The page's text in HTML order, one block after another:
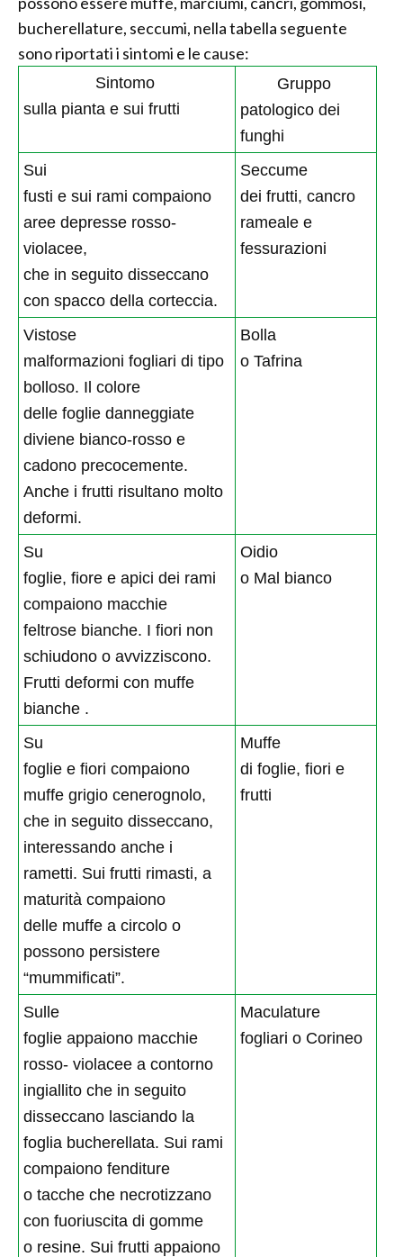
bucherellature, seccumi, nella tabella seguente
sono riportati i sintomi e le cause:
Sintomo
sulla pianta e sui frutti
Gruppo
patologico dei
funghi
Sui
fusti e sui rami compaiono
aree depresse rosso-
violacee,
che in seguito disseccano
con spacco della corteccia.
Seccume
dei frutti, cancro
rameale e
fessurazioni
Vistose
malformazioni fogliari di tipo
bolloso. Il colore
delle foglie danneggiate
diviene bianco-rosso e
cadono precocemente.
Anche i frutti risultano molto
deformi.
Bolla
o Tafrina
Su
foglie, fiore e apici dei rami
compaiono macchie
feltrose bianche. I fiori non
schiudono o avvizziscono.
Frutti deformi con muffe
bianche .
Oidio
o Mal bianco
Su
foglie e fiori compaiono
muffe grigio cenerognolo,
che in seguito disseccano,
interessando anche i
rametti. Sui frutti rimasti, a
maturità compaiono
delle muffe a circolo o
possono persistere
“mummificati”.
Muffe
di foglie, fiori e
frutti
Sulle
foglie appaiono macchie
rosso- violacee a contorno
ingiallito che in seguito
disseccano lasciando la
foglia bucherellata. Sui rami
compaiono fenditure
o tacche che necrotizzano
con fuoriuscita di gomme
o resine. Sui frutti appaiono
Maculature
fogliari o Corineo